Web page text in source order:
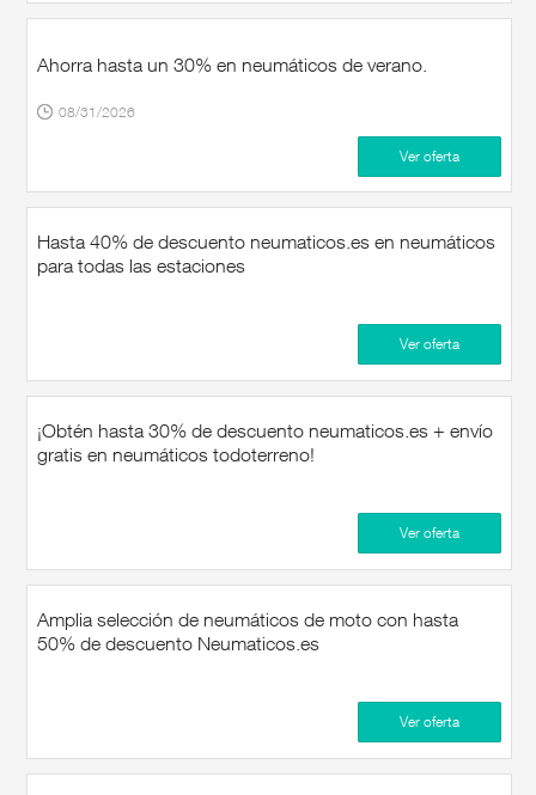
Ahorra hasta un 30% en neumáticos de verano.
08/31/2026
Ver oferta
Hasta 40% de descuento neumaticos.es en neumáticos
para todas las estaciones
Ver oferta
¡Obtén hasta 30% de descuento neumaticos.es + envío
gratis en neumáticos todoterreno!
Ver oferta
Amplia selección de neumáticos de moto con hasta
50% de descuento Neumaticos.es
Ver oferta